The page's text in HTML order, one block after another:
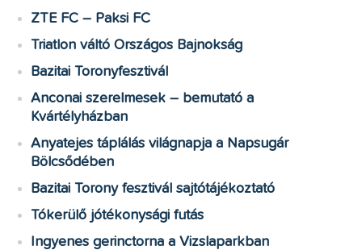
ZTE FC – Paksi FC
Triatlon váltó Országos Bajnokság
Bazitai Toronyfesztivál
Anconai szerelmesek – bemutató a
Kvártélyházban
Anyatejes táplálás világnapja a Napsugár
Bölcsődében
Bazitai Torony fesztivál sajtótájékoztató
Tókerülő jótékonysági futás
Ingyenes gerinctorna a Vizslaparkban